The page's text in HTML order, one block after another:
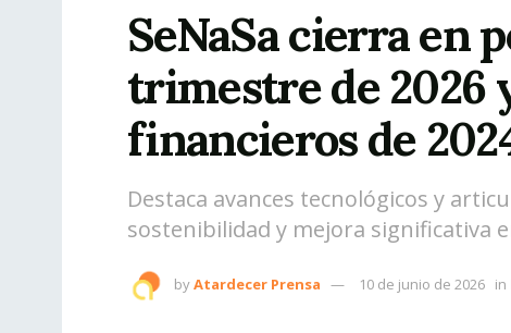
SeNaSa cierra en
trimestre de 2026
financieros de
Destaca avances tecnológicos y
sostenibilidad y mejora significativa
byAtardecer Prensa 10 de junio de 2026 in